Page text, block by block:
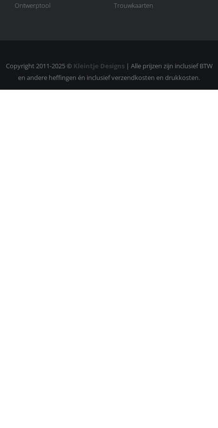
Ontwerptool
Trouwkaarten
Copyright 2011-2025 © Kleintje Designs| Alle prijzen zijn inclusief BTW
en andere heffingen én inclusief verzendkosten en drukkosten.